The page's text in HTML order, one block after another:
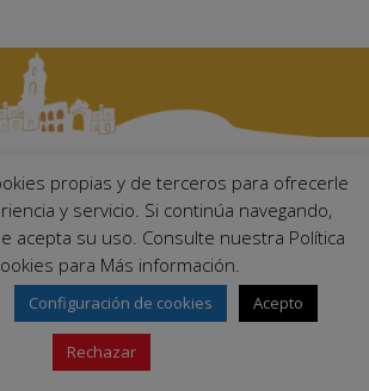
Palma del Río. Plaza Mayor de Andalucía, 1 C.P:
– Palma del Río (Córdoba)
ayuntamiento@palmadelrio.es
957 71 02 44 | Fax: 957 64 47 39
propias y de terceros para ofrecerle
y servicio. Si continúa navegando,
acepta su uso. Consulte nuestra Política
para Más información.
Configuración de cookies Acepto
Rechazar